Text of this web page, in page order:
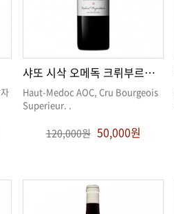
샤또 시삭 오메독 크뤼부르주아 슈페리어
Superieur. .
120,000원 50,000원